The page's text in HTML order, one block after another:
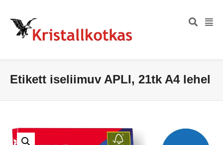
Etikett iseliimuv APLI, 21tk A4 lehel